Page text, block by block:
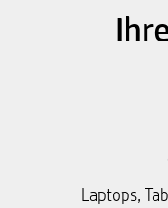
Laptops,